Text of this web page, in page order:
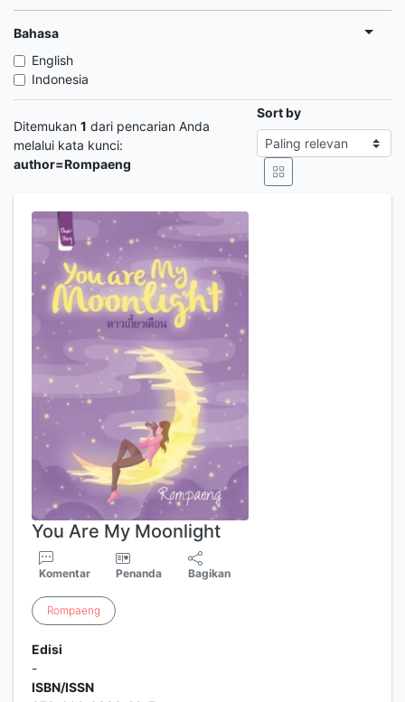
Bahasa
English
Indonesia
Ditemukan 1 dari pencarian Anda
melalui kata kunci:
author=Rompaeng
Sort by
You Are My Moonlight
Komentar Penanda Bagikan
Rompaeng
Edisi
-
ISBN/ISSN